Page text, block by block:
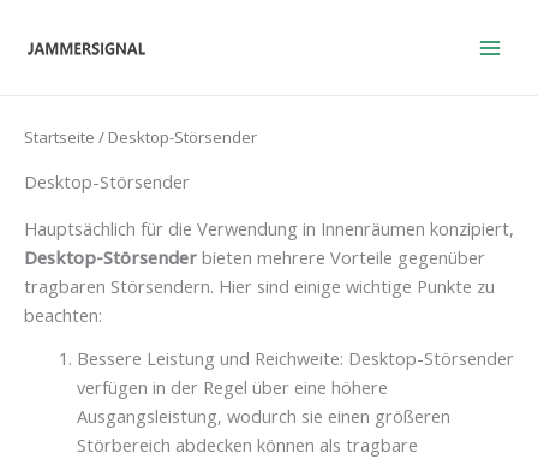
Inhalt
Startseite / Desktop-Störsender
Desktop-Störsender
Hauptsächlich für die Verwendung in Innenräumen konzipiert,
Desktop-Störsender bieten mehrere Vorteile gegenüber
tragbaren Störsendern. Hier sind einige wichtige Punkte zu
beachten:
Bessere Leistung und Reichweite: Desktop-Störsender
verfügen in der Regel über eine höhere
Ausgangsleistung, wodurch sie einen größeren
Störbereich abdecken können als tragbare